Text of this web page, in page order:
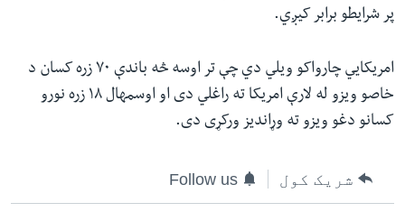
پر شرایطو برابر کیږي.
امریکایي چارواکو ویلي دي چې تر اوسه څه باندې ۷۰ زره کسان د
خاصو ویزو له لارې امریکا ته راغلي دی او اوسمهال ۱۸ زره نورو
کسانو دغو ویزو ته وړاندیز ورکړی دی.
شریک کول Follow us